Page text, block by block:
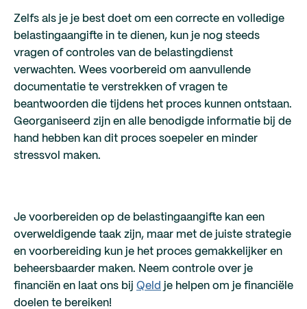
Zelfs als je je best doet om een correcte en volledige
belastingaangifte in te dienen, kun je nog steeds
vragen of controles van de belastingdienst
verwachten. Wees voorbereid om aanvullende
documentatie te verstrekken of vragen te
beantwoorden die tijdens het proces kunnen ontstaan.
Georganiseerd zijn en alle benodigde informatie bij de
hand hebben kan dit proces soepeler en minder
stressvol maken.
Je voorbereiden op de belastingaangifte kan een
overweldigende taak zijn, maar met de juiste strategie
en voorbereiding kun je het proces gemakkelijker en
beheersbaarder maken. Neem controle over je
financiën en laat ons bij Qeld je helpen om je financiële
doelen te bereiken!